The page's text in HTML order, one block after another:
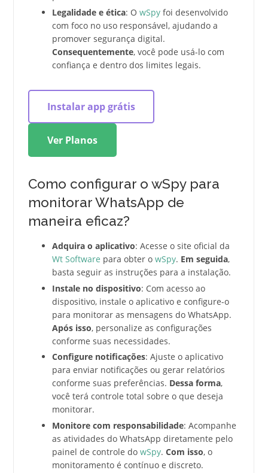
Legalidade e ética: O wSpy foi desenvolvido
com foco no uso responsável, ajudando a
promover segurança digital.
Consequentemente, você pode usá-lo com
confiança e dentro dos limites legais.
Instalar app grátis
Ver Planos
Como configurar o wSpy para
monitorar WhatsApp de
maneira eficaz?
Adquira o aplicativo: Acesse o site oficial da
Wt Software para obter o wSpy. Em seguida,
basta seguir as instruções para a instalação.
Instale no dispositivo: Com acesso ao
dispositivo, instale o aplicativo e configure-o
para monitorar as mensagens do WhatsApp.
Após isso, personalize as configurações
conforme suas necessidades.
Configure notificações: Ajuste o aplicativo
para enviar notificações ou gerar relatórios
conforme suas preferências. Dessa forma,
você terá controle total sobre o que deseja
monitorar.
Monitore com responsabilidade: Acompanhe
as atividades do WhatsApp diretamente pelo
painel de controle do wSpy. Com isso, o
monitoramento é contínuo e discreto.